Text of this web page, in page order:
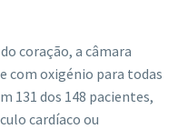
coração, a câmara
com oxigénio para todas
131 dos 148 pacientes,
cardíaco ou